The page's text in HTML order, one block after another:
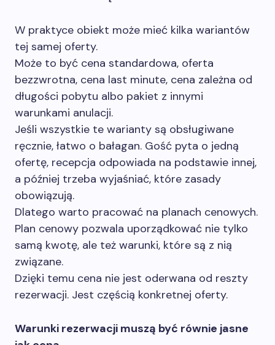
W praktyce obiekt może mieć kilka wariantów
tej samej oferty.
Może to być cena standardowa, oferta
bezzwrotna, cena last minute, cena zależna od
długości pobytu albo pakiet z innymi
warunkami anulacji.
Jeśli wszystkie te warianty są obsługiwane
ręcznie, łatwo o bałagan. Gość pyta o jedną
ofertę, recepcja odpowiada na podstawie innej,
a później trzeba wyjaśniać, które zasady
obowiązują.
Dlatego warto pracować na planach cenowych.
Plan cenowy pozwala uporządkować nie tylko
samą kwotę, ale też warunki, które są z nią
związane.
Dzięki temu cena nie jest oderwana od reszty
rezerwacji. Jest częścią konkretnej oferty.
Warunki rezerwacji muszą być równie jasne